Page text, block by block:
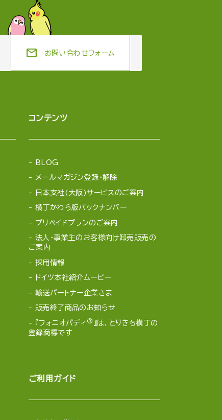
mail お問い合わせフォーム
コンテンツ
BLOG
メールマガジン登録・解除
日本支社(大阪)サービスのご案内
横丁かわら版バックナンバー
プリペイドプランのご案内
法人・事業主のお客様向け卸売販売の
ご案内
採用情報
ドイツ本社紹介ムービー
輸送パートナー企業さま
販売終了商品のお知らせ
『フォニオパディ ® 』は、とりきち横丁の
登録商標です
ご利用ガイド